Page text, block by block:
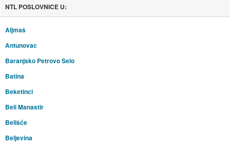
NTL POSLOVNICE U:
Aljmaš
Antunovac
Baranjsko Petrovo Selo
Batina
Beketinci
Beli Manastir
Belišće
Beljevina